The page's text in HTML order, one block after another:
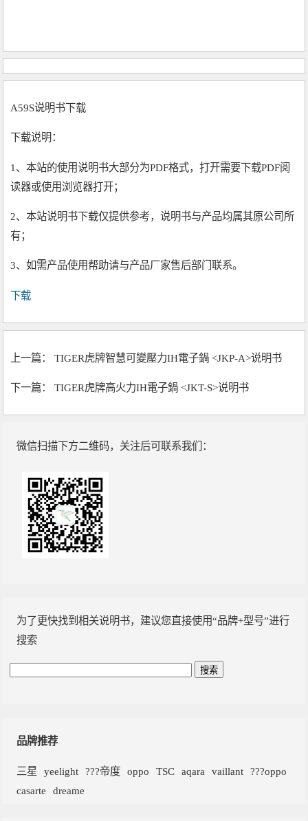
A59S说明书下载
下载说明：
1、本站的使用说明书大部分为PDF格式，打开需要下载PDF阅
读器或使用浏览器打开；
2、本站说明书下载仅提供参考，说明书与产品均属其原公司所
有；
3、如需产品使用帮助请与产品厂家售后部门联系。
下载
上一篇：TIGER虎牌智慧可變壓力IH電子鍋 <JKP-A>说明书
下一篇：TIGER虎牌高火力IH電子鍋 <JKT-S>说明书
微信扫描下方二维码，关注后可联系我们：
为了更快找到相关说明书，建议您直接使用“品牌+型号”进行
搜索
品牌推荐
三星 yeelight ???帝度 oppo TSC aqara vaillant
???oppo
casarte
dreame